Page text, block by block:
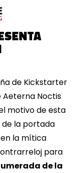
de Kickstarter
Aeterna Noctis
motivo de esta
de la portada
la mítica
para
de la